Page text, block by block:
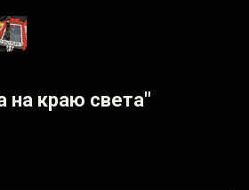
на краю света"